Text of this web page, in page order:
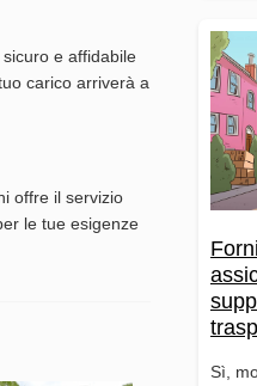
Sì,
e affidabile
carico arriverà a
offre il servizio
le tue esigenze